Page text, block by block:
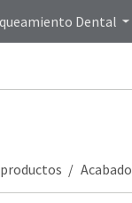
Dental
Acabado